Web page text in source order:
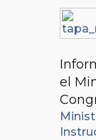
el